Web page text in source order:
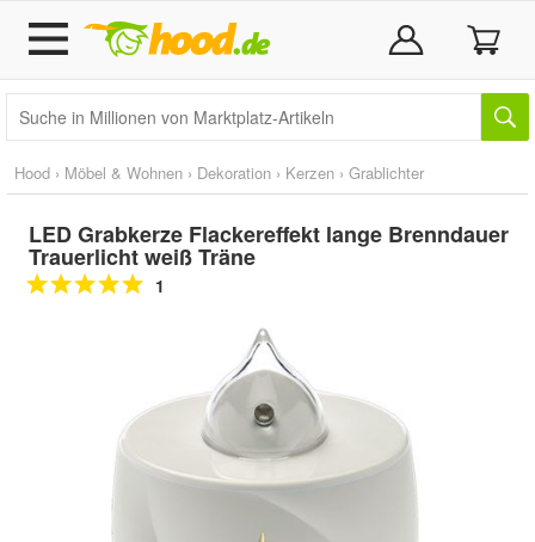
Hood › Möbel & Wohnen › Dekoration › Kerzen › Grablichter
LED Grabkerze Flackereffekt lange Brenndauer
Trauerlicht weiß Träne
1